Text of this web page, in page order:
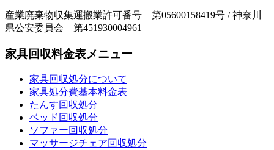
産業廃棄物収集運搬業許可番号 第05600158419号 / 神奈川
県公安委員会 第451930004961
家具回収料金表メニュー
家具回収処分について
家具処分費基本料金表
たんす回収処分
ベッド回収処分
ソファー回収処分
マッサージチェア回収処分